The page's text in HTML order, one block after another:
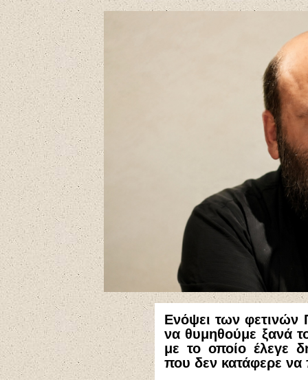
Ενόψει των φετινών
να θυμηθούμε ξανά
με το οποίο έλεγε
που δεν κατάφερε